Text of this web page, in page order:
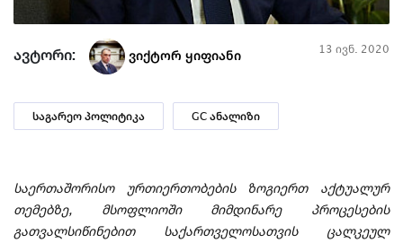
ავტორი: ვიქტორ ყიფიანი 13 ივნ. 2020
საგარეო პოლიტიკა GC ანალიზი
საერთაშორისო ურთიერთობების ზოგიერთ აქტუალურ
თემებზე, მსოფლიოში მიმდინარე პროცესების
გათვალსიწინებით საქართველოსათვის ცალკეულ